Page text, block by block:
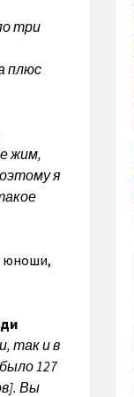
три
плюс
жим,
я
юноши,
так и в
127
Вы